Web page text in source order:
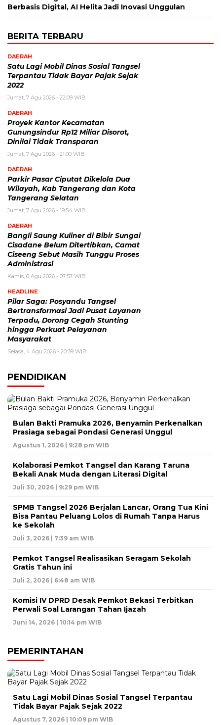
Berbasis Digital, AI Helita Jadi Inovasi Unggulan
BERITA TERBARU
DAERAH
Satu Lagi Mobil Dinas Sosial Tangsel
Terpantau Tidak Bayar Pajak Sejak
2022
Jumat, 7 Agu 2026 - 22:09 WIB
DAERAH
Proyek Kantor Kecamatan
Gunungsindur Rp12 Miliar Disorot,
Dinilai Tidak Transparan
Jumat, 7 Agu 2026 - 21:00 WIB
DAERAH
Parkir Pasar Ciputat Dikelola Dua
Wilayah, Kab Tangerang dan Kota
Tangerang Selatan
Jumat, 7 Agu 2026 - 19:54 WIB
DAERAH
Bangli Saung Kuliner di Bibir Sungai
Cisadane Belum Ditertibkan, Camat
Ciseeng Sebut Masih Tunggu Proses
Administrasi
Kamis, 6 Agu 2026 - 07:57 WIB
HEADLINE
Pilar Saga: Posyandu Tangsel
Bertransformasi Jadi Pusat Layanan
Terpadu, Dorong Cegah Stunting
hingga Perkuat Pelayanan
Masyarakat
Selasa, 4 Agu 2026 - 20:39 WIB
PENDIDIKAN
Bulan Bakti Pramuka 2026, Benyamin Perkenalkan
Prasiaga sebagai Pondasi Generasi Unggul
Agustus 1, 2026 | 9:28 pm WIB
Kolaborasi Pemkot Tangsel dan Karang Taruna
Bekali Anak Muda dengan Literasi Digital
Juli 30, 2026 | 9:29 pm WIB
SPMB Tangsel 2026 Berjalan Lancar, Orang Tua Kini
Bisa Pantau Peluang Lolos di Rumah Tanpa Harus
ke Sekolah
Juli 3, 2026 | 7:39 am WIB
Pemkot Tangsel Realisasikan Seragam Sekolah
Gratis Tahun ini
Juli 2, 2026 | 6:48 am WIB
Komisi IV DPRD Desak Pemkot Bekasi Terbitkan
Perwali Soal Larangan Tahan Ijazah
Juni 14, 2026 | 10:14 pm WIB
PEMERINTAHAN
Satu Lagi Mobil Dinas Sosial Tangsel Terpantau
Tidak Bayar Pajak Sejak 2022
Agustus 7, 2026 | 10:09 pm WIB